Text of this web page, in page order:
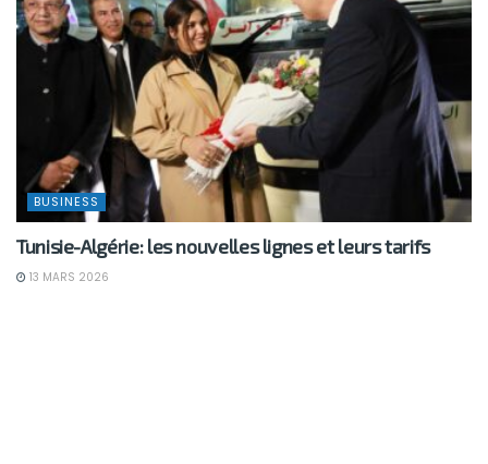
BUSINESS
Tunisie-Algérie: les nouvelles lignes et leurs tarifs
13 MARS 2026